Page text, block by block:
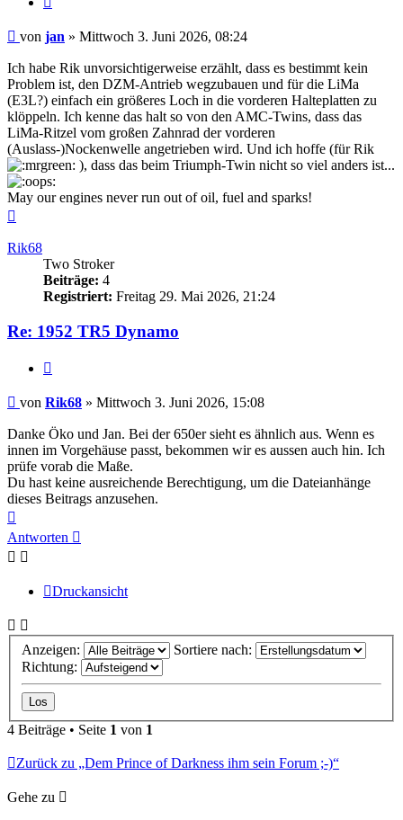
Beitrag
von jan » Mittwoch 3. Juni 2026, 08:24
Ich habe Rik unvorsichtigerweise erzählt, dass es bestimmt kein
Problem ist, den DZM-Antrieb wegzubauen und für die LiMa
(E3L?) einfach ein größeres Loch in die vorderen Halteplatten zu
klöppeln. Ich kenne das halt so von den AMC-Twins, dass das
LiMa-Ritzel vom großen Zahnrad der vorderen
(Auslass-)Nockenwelle angetrieben wird. Und ich hoffe (für Rik
), dass das beim Triumph-Twin nicht so viel anders ist...
May our engines never run out of oil, fuel and sparks!
Rik68
Two Stroker
Beiträge: 4
Registriert: Freitag 29. Mai 2026, 21:24
Re: 1952 TR5 Dynamo
Beitrag
von Rik68 » Mittwoch 3. Juni 2026, 15:08
Danke Öko und Jan. Bei der 650er sieht es ähnlich aus. Wenn es
innen im Vorgehäuse passt, bekommen wir es aussen auch hin. Ich
prüfe vorab die Maße.
Du hast keine ausreichende Berechtigung, um die Dateianhänge
dieses Beitrags anzusehen.
oben
Antworten
Druckansicht
Anzeigen:
Sortiere nach:
Richtung:
4 Beiträge • Seite 1 von 1
Zurück zu „Dem Prince of Darkness ihm sein Forum ;-)“
Gehe zu